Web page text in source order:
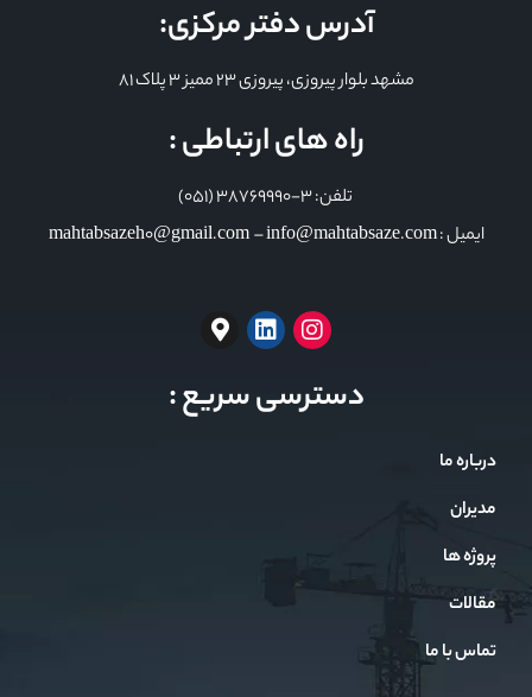
آدرس دفتر مرکزی:
مشهد بلوار پیروزی، پیروزی 23 ممیز 3 پلاک 81
راه های ارتباطی :
تلفن: 3-38769990 (051)
ایمیل : mahtabsazeh0@gmail.com – info@mahtabsaze.com
دسترسی سریع :
درباره ما
مدیران
پروژه ها
مقالات
تماس با ما